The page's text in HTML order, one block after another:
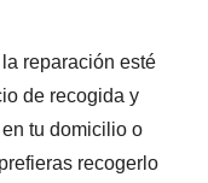
reparación esté
de recogida y
tu domicilio o
recogerlo